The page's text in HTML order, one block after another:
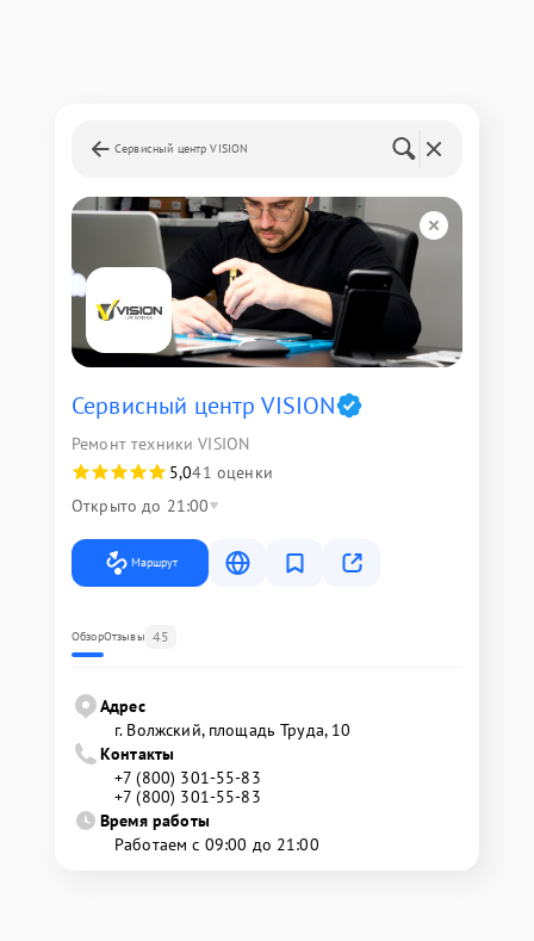
Сервисный центр VISION
Сервисный центр VISION
Ремонт техники VISION
5,041 оценки
Открыто до 21:00
Маршрут
ОбзорОтзывы 45
Адрес
г. Волжский, площадь Труда, 10
Контакты
+7 (800) 301-55-83
+7 (800) 301-55-83
Время работы
Работаем с 09:00 до 21:00